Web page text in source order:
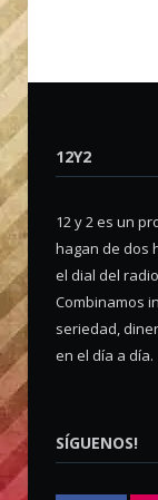
12Y2
12 y 2 es un
hagan de dos
el dial del
Combinamos
seriedad,
en el día a día.
SÍGUENOS!